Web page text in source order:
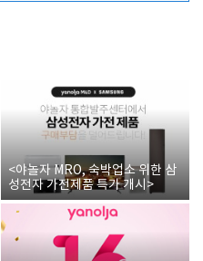
<야놀자 MRO, 숙박업소 위한 삼
성전자 가전제품 특가 개시>